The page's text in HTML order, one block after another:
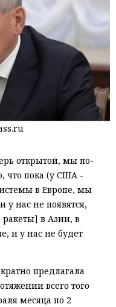
открытой, мы по-
что пока (у США -
в Европе, мы
у нас не появятся,
ракеты] в Азии, в
и у нас не будет
предлагала
всего того
месяца по 2